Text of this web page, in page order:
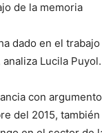
de la memoria
dado en el
Lucila Puyol.
con
del 2015,